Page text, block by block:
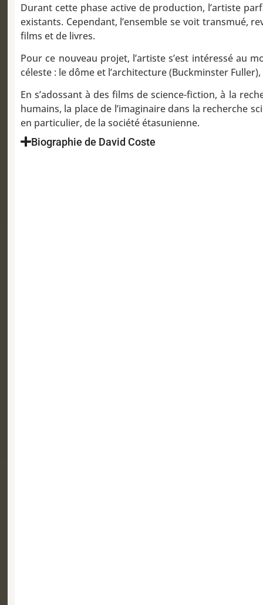
Durant cette phase active de production, l’artiste
existants. Cependant, l’ensemble se voit transmué,
films et de livres.
Pour ce nouveau projet, l’artiste s’est intéressé au
céleste : le dôme et l’architecture (Buckminster
En s’adossant à des films de science-fiction, à la
humains, la place de l’imaginaire dans la recherche
en particulier, de la société étasunienne.
Biographie de David Coste